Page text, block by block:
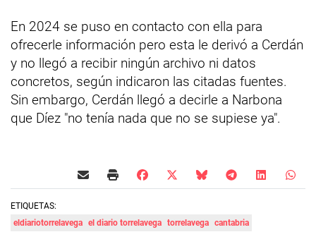
En 2024 se puso en contacto con ella para
ofrecerle información pero esta le derivó a Cerdán
y no llegó a recibir ningún archivo ni datos
concretos, según indicaron las citadas fuentes.
Sin embargo, Cerdán llegó a decirle a Narbona
que Díez "no tenía nada que no se supiese ya".
ETIQUETAS:
eldiariotorrelavega el diario torrelavega torrelavega cantabria